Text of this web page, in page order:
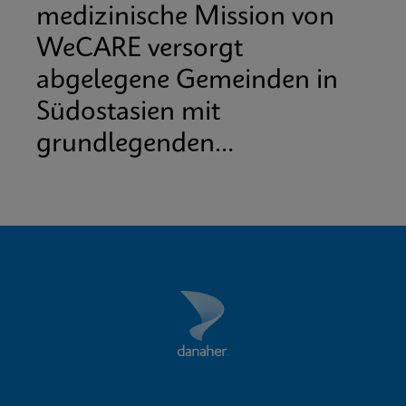
medizinische Mission von
WeCARE versorgt
abgelegene Gemeinden in
Südostasien mit
grundlegenden